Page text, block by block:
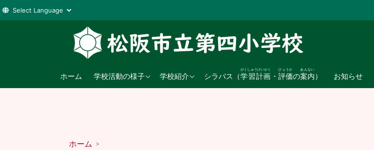
へ
ホーム 学校活動の様子
2026年度
学校紹介
学校教育目標 シラバス（学習計画
がくしゅうけいかく
・ 評価
ひょうか
の案内
あんない
） お知らせ
ホーム >